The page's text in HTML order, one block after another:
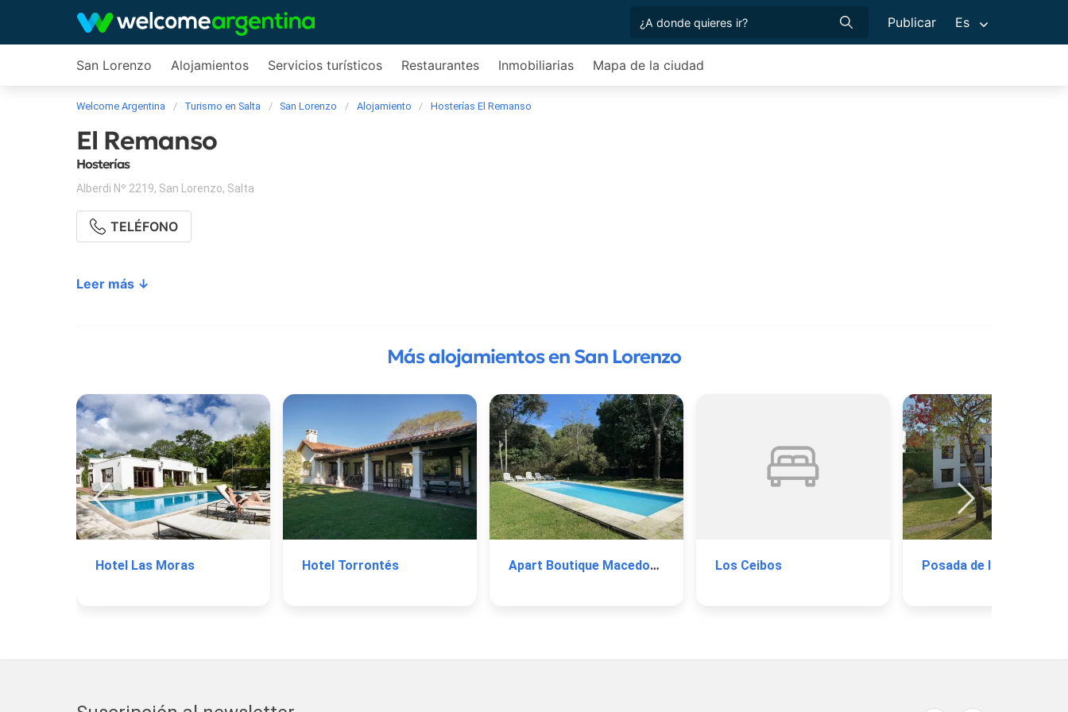
Publicar Es
San Lorenzo Alojamientos Servicios turísticos Restaurantes Inmobiliarias Mapa de la ciudad
Welcome Argentina Turismo en Salta San Lorenzo Alojamiento Hosterías El Remanso
El Remanso
Hosterías
Alberdi Nº 2219, San Lorenzo, Salta
TELÉFONO
Leer más ↓
Más alojamientos en San Lorenzo
Hotel Las Moras Hotel Torrontés Apart Boutique Macedonia Los Ceibos